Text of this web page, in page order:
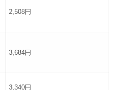
2,508円
3,684円
3,340円